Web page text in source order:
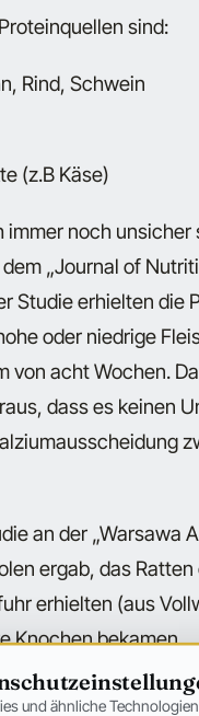
sind:
Rind, Schwein
(z.B Käse)
immer noch unsicher
„Journal of
Studie erhielten die
oder niedrige
von acht Wochen.
dass es keinen
an der „Warsawa
ergab, das Ratten
erhielten (aus
Knochen bekamen.
möchte ich
und ähnliche